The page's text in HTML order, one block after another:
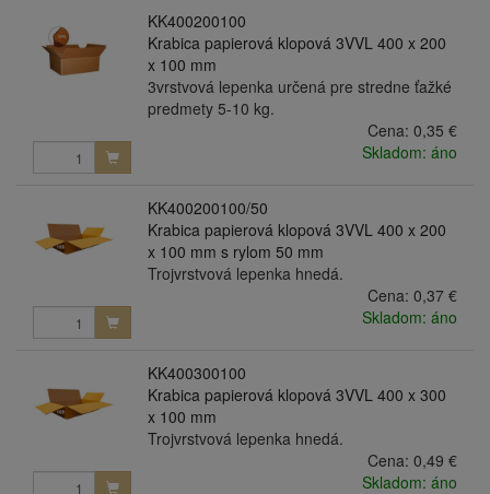
KK400200100
Krabica papierová klopová 3VVL 400 x 200
x 100 mm
3vrstvová lepenka určená pre stredne ťažké
predmety 5-10 kg.
Cena: 0,35 €
Skladom: áno
KK400200100/50
Krabica papierová klopová 3VVL 400 x 200
x 100 mm s rylom 50 mm
Trojvrstvová lepenka hnedá.
Cena: 0,37 €
Skladom: áno
KK400300100
Krabica papierová klopová 3VVL 400 x 300
x 100 mm
Trojvrstvová lepenka hnedá.
Cena: 0,49 €
Skladom: áno